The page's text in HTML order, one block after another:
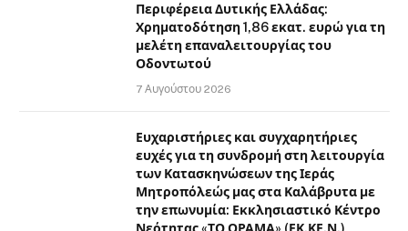
Περιφέρεια Δυτικής Ελλάδας:
Χρηματοδότηση 1,86 εκατ. ευρώ για τη
μελέτη επαναλειτουργίας του
Οδοντωτού
7 Αυγούστου 2026
Ευχαριστήριες και συγχαρητήριες
ευχές για τη συνδρομή στη λειτουργία
των Κατασκηνώσεων της Ιεράς
Μητροπόλεώς μας στα Καλάβρυτα με
την επωνυμία: Εκκλησιαστικό Κέντρο
Νεότητας «ΤΟ ΟΡΑΜΑ» (ΕΚ.ΚΕ.Ν.)